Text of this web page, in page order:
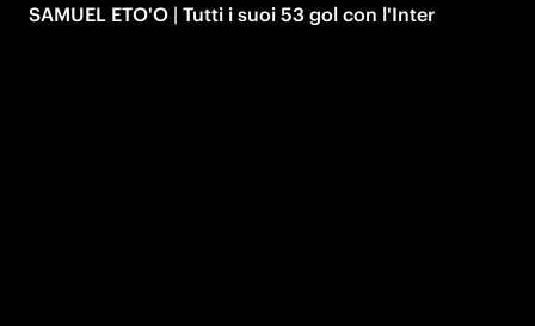
SAMUEL ETO'O | Tutti i suoi 53 gol con l'Inter